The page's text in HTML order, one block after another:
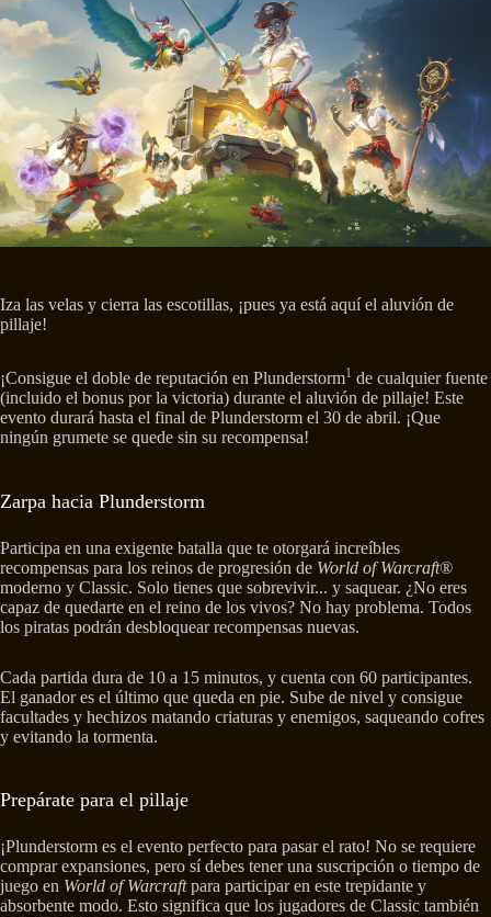
Iza las velas y cierra las escotillas, ¡pues ya está aquí el aluvión de
pillaje!
¡Consigue el doble de reputación en Plunderstorm1 de cualquier fuente
(incluido el bonus por la victoria) durante el aluvión de pillaje! Este
evento durará hasta el final de Plunderstorm el 30 de abril. ¡Que
ningún grumete se quede sin su recompensa!
Zarpa hacia Plunderstorm
Participa en una exigente batalla que te otorgará increíbles
recompensas para los reinos de progresión de World of Warcraft®
moderno y Classic. Solo tienes que sobrevivir... y saquear. ¿No eres
capaz de quedarte en el reino de los vivos? No hay problema. Todos
los piratas podrán desbloquear recompensas nuevas.
Cada partida dura de 10 a 15 minutos, y cuenta con 60 participantes.
El ganador es el último que queda en pie. Sube de nivel y consigue
facultades y hechizos matando criaturas y enemigos, saqueando cofres
y evitando la tormenta.
Prepárate para el pillaje
¡Plunderstorm es el evento perfecto para pasar el rato! No se requiere
comprar expansiones, pero sí debes tener una suscripción o tiempo de
juego en World of Warcraftpara participar en este trepidante y
absorbente modo. Esto significa que los jugadores de Classic también